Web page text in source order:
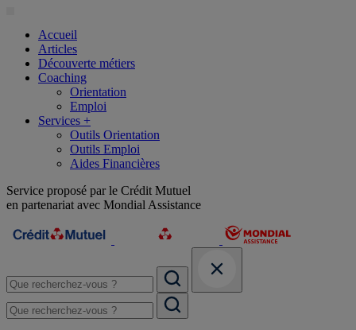
Accueil
Articles
Découverte métiers
Coaching
Orientation
Emploi
Services +
Outils Orientation
Outils Emploi
Aides Financières
Service proposé par le Crédit Mutuel
en partenariat avec Mondial Assistance